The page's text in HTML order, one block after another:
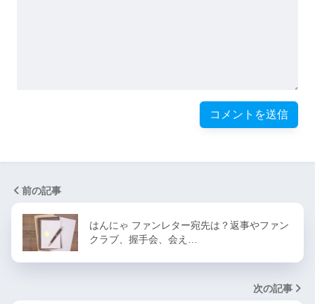
前の記事
はんにゃ ファンレター宛先は？返事やファン
クラブ、握手会、会え…
次の記事